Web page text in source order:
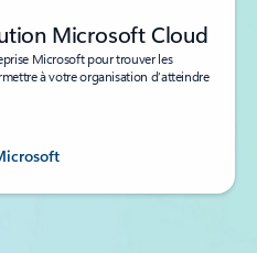
Microsoft Cloud
Microsoft pour trouver les
à votre organisation d’atteindre